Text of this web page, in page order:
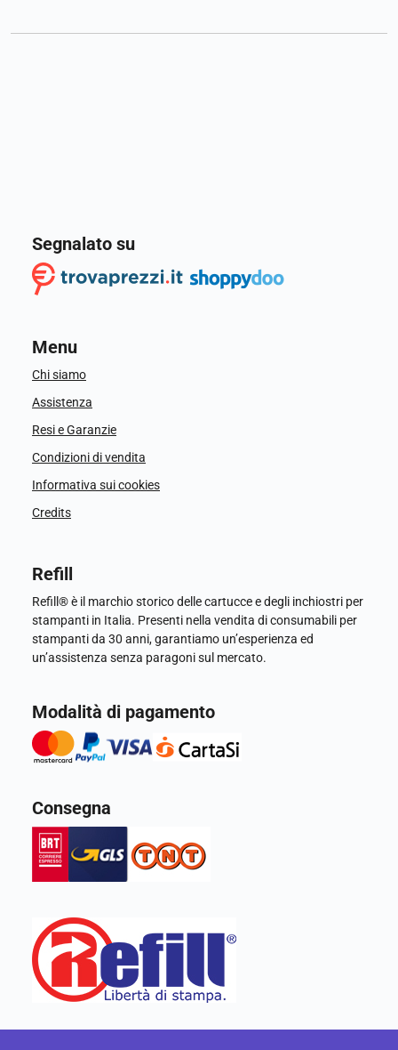
Segnalato su
Menu
Chi siamo
Assistenza
Resi e Garanzie
Condizioni di vendita
Informativa sui cookies
Credits
Refill
Refill® è il marchio storico delle cartucce e degli inchiostri per
stampanti in Italia. Presenti nella vendita di consumabili per
stampanti da 30 anni, garantiamo un’esperienza ed
un’assistenza senza paragoni sul mercato.
Modalità di pagamento
Consegna